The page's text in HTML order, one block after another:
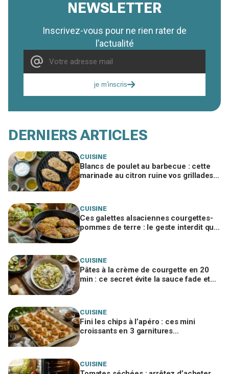
NEWSLETTER
Inscrivez-vous pour ne rien rater de
l’actualité
je m'inscris
DERNIERS ARTICLES
CUISINE
Blancs de poulet au barbecue : cette
marinade au citron ruine vos grillades
CUISINE
Ces galettes alsaciennes courgettes-
pommes de terre : le geste interdit qui
CUISINE
Pâtes à la crème de courgette en 20
min : ce secret évite la sauce fade et
CUISINE
Fini les chips à l’apéro : ces mini
croissants en 3 garnitures
CUISINE